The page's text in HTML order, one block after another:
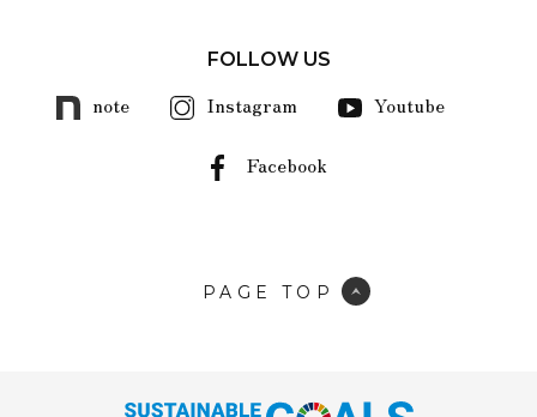
FOLLOW US
note Instagram Youtube
Facebook
PAGE TOP